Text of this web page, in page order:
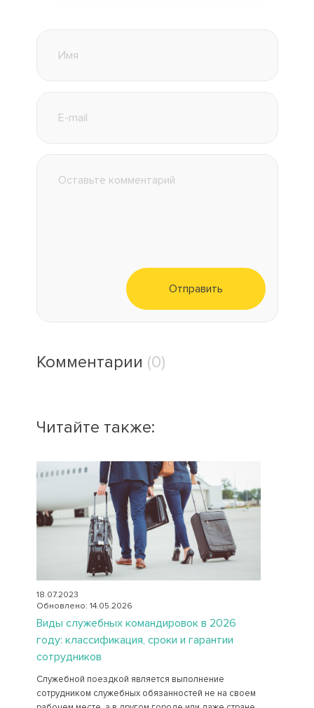
Отправить
Комментарии (0)
Читайте также:
18.07.2023
Обновлено: 14.05.2026
Виды служебных командировок в 2026
году: классификация, сроки и гарантии
сотрудников
Служебной поездкой является выполнение
сотрудником служебных обязанностей не на своем